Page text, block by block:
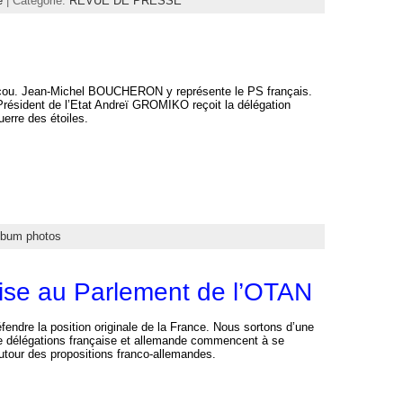
Jean-Michel BOUCHERON y représente le PS français.
de l’Etat Andreï GROMIKO reçoit la délégation
des étoiles.
photos
au Parlement de l’OTAN
la position originale de la France. Nous sortons d’une
française et allemande commencent à se
des propositions franco-allemandes.